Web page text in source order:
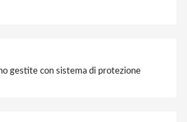
gestite con sistema di protezione